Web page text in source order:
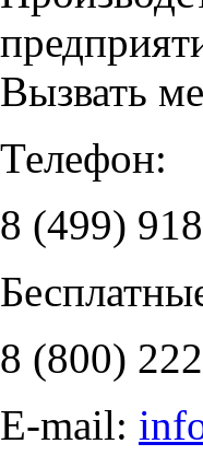
Вызвать
Телефон:
8 (499)
8 (800)
E-mail: